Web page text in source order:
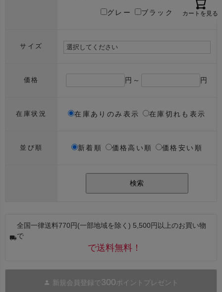
カートを見る
グレー ブラック
サイズ
価格 円～ 円
在庫状況 在庫ありのみ表示 在庫切れも表示
並び順 新着順 価格高い順 価格安い順
検索
全国一律送料770円(一部地域を除く) 5,500円以上のお買い物
で
で送料無料！
新規会員登録で300ポイントプレゼント